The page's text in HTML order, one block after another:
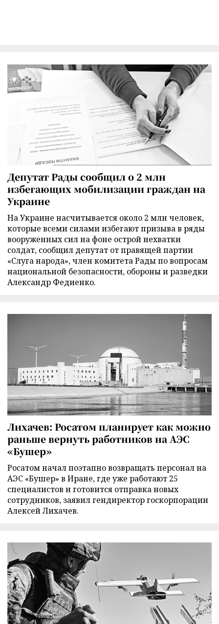
Депутат Рады сообщил о 2 млн
избегающих мобилизации граждан на
Украине
На Украине насчитывается около 2 млн человек,
которые всеми силами избегают призыва в ряды
вооруженных сил на фоне острой нехватки
солдат, сообщил депутат от правящей партии
«Слуга народа», член комитета Рады по вопросам
национальной безопасности, обороны и разведки
Александр Федиенко.
Лихачев: Росатом планирует как можно
раньше вернуть работников на АЭС
«Бушер»
Росатом начал поэтапно возвращать персонал на
АЭС «Бушер» в Иране, где уже работают 25
специалистов и готовится отправка новых
сотрудников, заявил гендиректор госкорпорации
Алексей Лихачев.